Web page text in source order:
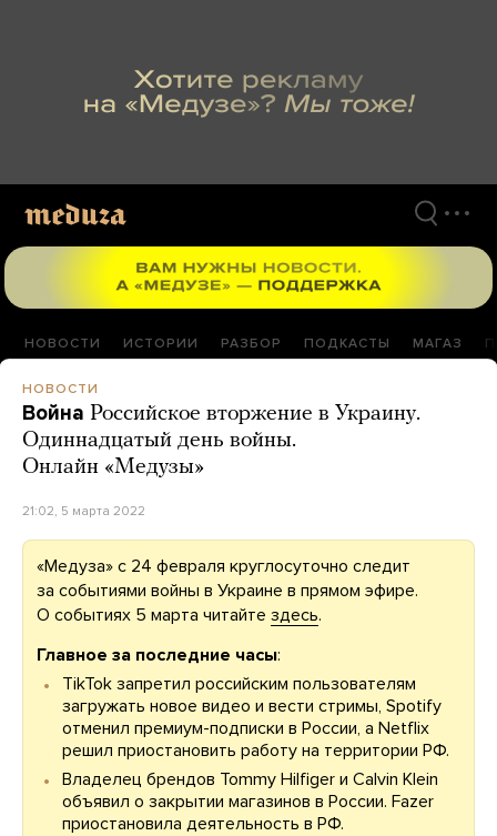
НОВОСТИ ИСТОРИИ РАЗБОР ПОДКАСТЫ МАГАЗ
НОВОСТИ
Война Российское вторжение в Украину.
Одиннадцатый день войны.
Онлайн «Медузы»
21:02, 5 марта 2022
«Медуза» с 24 февраля круглосуточно следит
за событиями войны в Украине в прямом эфире.
О событиях 5 марта читайте здесь.
Главное за последние часы:
TikTok запретил российским пользователям
загружать новое видео и вести стримы, Spotify
отменил премиум-подписки в России, а Netflix
решил приостановить работу на территории РФ.
Владелец брендов Tommy Hilfiger и Calvin Klein
объявил о закрытии магазинов в России. Fazer
приостановила деятельность в РФ.